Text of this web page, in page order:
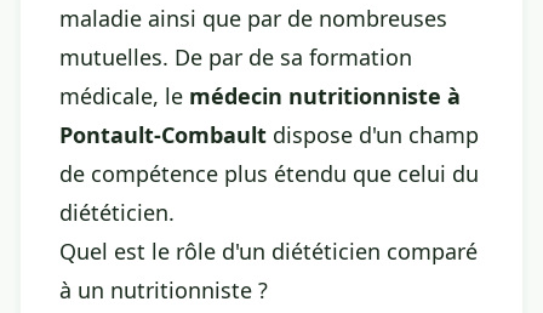
maladie ainsi que par de nombreuses
mutuelles. De par de sa formation
médicale, le médecin nutritionniste à
Pontault-Combault dispose d'un champ
de compétence plus étendu que celui du
diététicien.
Quel est le rôle d'un diététicien comparé
à un nutritionniste ?